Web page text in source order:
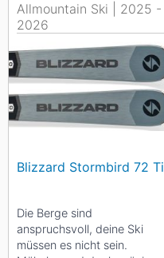
Allmountain Ski | 2025 -
2026
Blizzard Stormbird 72 Ti
Die Berge sind
anspruchsvoll, deine Ski
müssen es nicht sein.